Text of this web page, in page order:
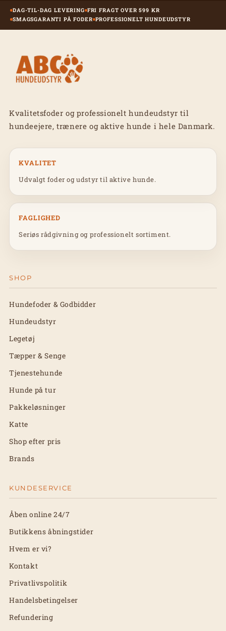
DAG-TIL-DAG LEVERING FRI FRAGT OVER 599 KR
SMAGSGARANTI PÅ FODER PROFESSIONELT HUNDEUDSTYR
Kvalitetsfoder og professionelt hundeudstyr til
hundeejere, trænere og aktive hunde i hele Danmark.
KVALITET
Udvalgt foder og udstyr til aktive hunde.
FAGLIGHED
Seriøs rådgivning og professionelt sortiment.
SHOP
Hundefoder & Godbidder
Hundeudstyr
Legetøj
Tæpper & Senge
Tjenestehunde
Hunde på tur
Pakkeløsninger
Katte
Shop efter pris
Brands
KUNDESERVICE
Åben online 24/7
Butikkens åbningstider
Hvem er vi?
Kontakt
Privatlivspolitik
Handelsbetingelser
Refundering